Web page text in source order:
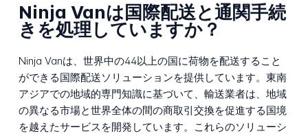
Ninja Vanは国際配送と通関手続
きを処理していますか？
Ninja Vanは、世界中の44以上の国に荷物を配送すること
ができる国際配送ソリューションを提供しています。東南
アジアでの地域的専門知識に基づいて、輸送業者は、地域
の異なる市場と世界全体の間の商取引交換を促進する国境
を越えたサービスを開発しています。これらのソリューシ